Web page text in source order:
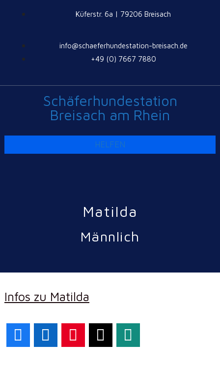
Küferstr. 6a | 79206 Breisach
info@schaeferhundestation-breisach.de
+49 (0) 7667 7880
Schäferhundestation
Breisach am Rhein
HELFEN
Matilda
Männlich
Infos zu Matilda